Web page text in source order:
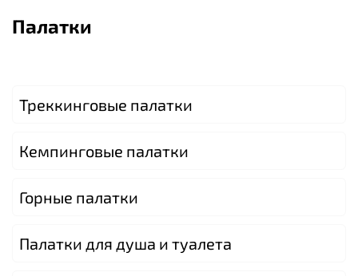
Палатки
Треккинговые палатки
Кемпинговые палатки
Горные палатки
Палатки для душа и туалета